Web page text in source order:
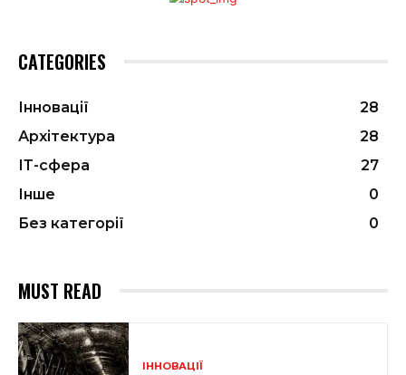
CATEGORIES
Інновації
28
Архітектура
28
ІТ-сфера
27
Інше
0
Без категорії
0
MUST READ
ІННОВАЦІЇ